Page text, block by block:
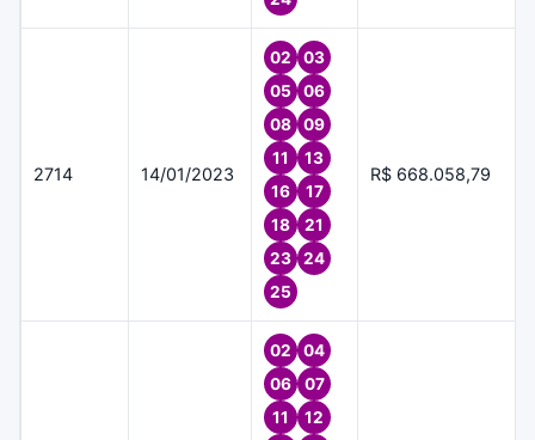
2714 14/01/2023
02
03
05
06
08
09
11
13
16
17
18
21
23
24
25
R$ 668.058,79
02
04
06
07
11
12